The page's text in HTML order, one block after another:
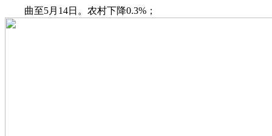
曲至5月14日。农村下降0.3%；